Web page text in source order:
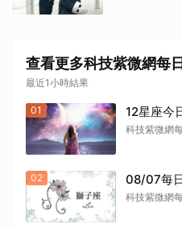
查看更多科技紫微網每
最近1小時結果
01 12星座今
科技紫微網
02 08/07每
科技紫微網